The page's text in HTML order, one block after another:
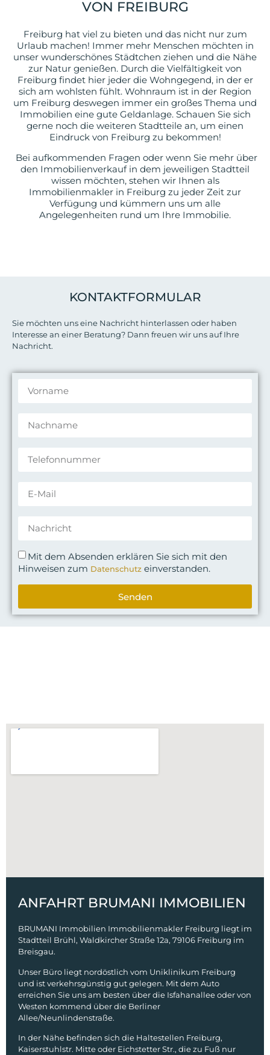
VON FREIBURG
Freiburg hat viel zu bieten und das nicht nur zum
Urlaub machen! Immer mehr Menschen möchten in
unser wunderschönes Städtchen ziehen und die Nähe
zur Natur genießen. Durch die Vielfältigkeit von
Freiburg findet hier jeder die Wohngegend, in der er
sich am wohlsten fühlt. Wohnraum ist in der Region
um Freiburg deswegen immer ein großes Thema und
Immobilien eine gute Geldanlage. Schauen Sie sich
gerne noch die weiteren Stadtteile an, um einen
Eindruck von Freiburg zu bekommen!
Bei aufkommenden Fragen oder wenn Sie mehr über
den Immobilienverkauf in dem jeweiligen Stadtteil
wissen möchten, stehen wir Ihnen als
Immobilienmakler in Freiburg zu jeder Zeit zur
Verfügung und kümmern uns um alle
Angelegenheiten rund um Ihre Immobilie.
KONTAKTFORMULAR
Sie möchten uns eine Nachricht hinterlassen oder haben
Interesse an einer Beratung? Dann freuen wir uns auf Ihre
Nachricht.
Mit dem Absenden erklären Sie sich mit den
Hinweisen zum Datenschutz einverstanden.
Senden
ANFAHRT BRUMANI IMMOBILIEN
BRUMANI Immobilien Immobilienmakler Freiburg liegt im
Stadtteil Brühl, Waldkircher Straße 12a, 79106 Freiburg im
Breisgau.
Unser Büro liegt nordöstlich vom Uniklinikum Freiburg
und ist verkehrsgünstig gut gelegen. Mit dem Auto
erreichen Sie uns am besten über die Isfahanallee oder von
Westen kommend über die Berliner
Allee/Neunlindenstraße.
In der Nähe befinden sich die Haltestellen Freiburg,
Kaiserstuhlstr. Mitte oder Eichstetter Str., die zu Fuß nur